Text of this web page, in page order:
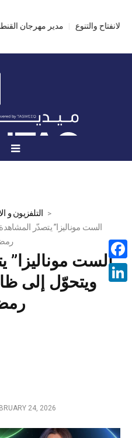
مدير مهرجان القنطاوي:
التلفزيون و
ويتحوّل إلى
24, 2026